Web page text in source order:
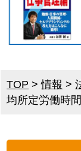
TOP >情報 >
均所定労働時